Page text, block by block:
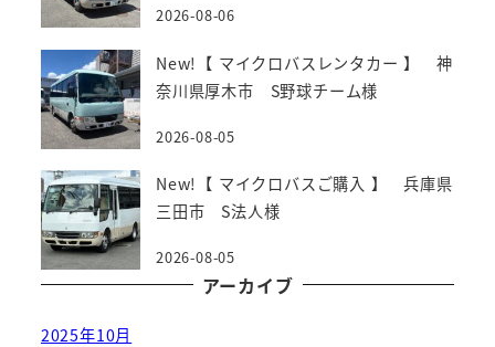
2026-08-06
New!【 マイクロバスレンタカー 】 神
奈川県厚木市 S野球チーム様
2026-08-05
New!【 マイクロバスご購入 】 兵庫県
三田市 S法人様
2026-08-05
アーカイブ
2025年10月